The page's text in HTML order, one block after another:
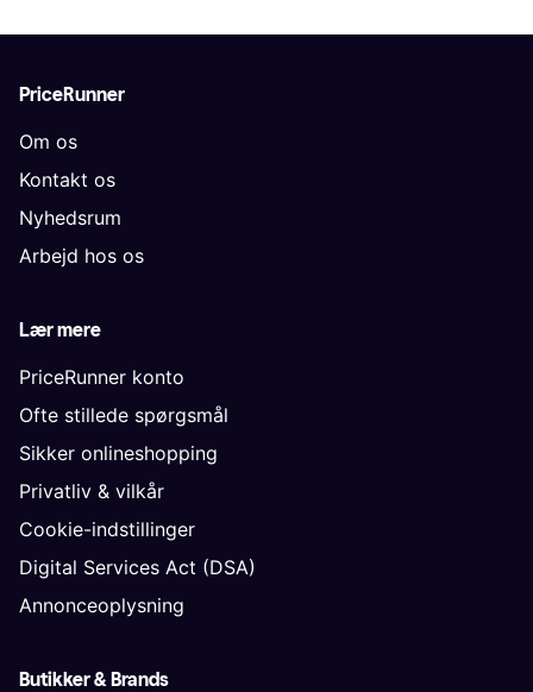
PriceRunner
Om os
Kontakt os
Nyhedsrum
Arbejd hos os
Lær mere
PriceRunner konto
Ofte stillede spørgsmål
Sikker onlineshopping
Privatliv & vilkår
Cookie-indstillinger
Digital Services Act (DSA)
Annonceoplysning
Butikker & Brands